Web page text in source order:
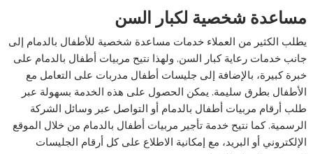
مساعدة شخصية لكبار السن
يطلب الكثير من العملاء خدمات مساعدة شخصية للأطفال بالدمام إلى
جانب خدمات رعاية كبار السن. ولهذا نتيح مربيات أطفال بالدمام على
خبرة كبيرة، بالإضافة إلى جليسات أطفال مدربات على التعامل مع
الأطفال بطرق سليمة. يمكن الحصول على هذه الخدمة بسهولة عبر
طلب أرقام مربيات أطفال بالدمام أو التواصل عبر وسائل الشركة
الرسمية. كما نتيح خدمة تأجير مربيات أطفال بالدمام من خلال الموقع
الإلكتروني أو البريد، مع إمكانية الاطلاع على كل أرقام الجليسات